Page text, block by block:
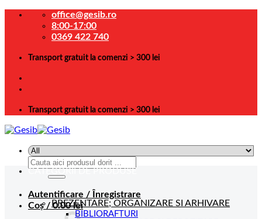
Skip
office@gesib.ro
8:00-17:00
0369 422 740
Transport gratuit la comenzi > 300 lei
Transport gratuit la comenzi > 300 lei
Caută
Autentificare / Înregistrare
Coș /0.00lei
CATEGORII DE PRODUSE
PREZENTARE; ORGANIZARE SI ARHIVARE
BIBLIORAFTURI